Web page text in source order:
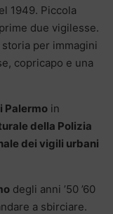
1949. Piccola
due vigilesse.
per immagini
copricapo e una
Palermo in
della Polizia
dei vigili urbani
degli anni ’50 ’60
a sbirciare.